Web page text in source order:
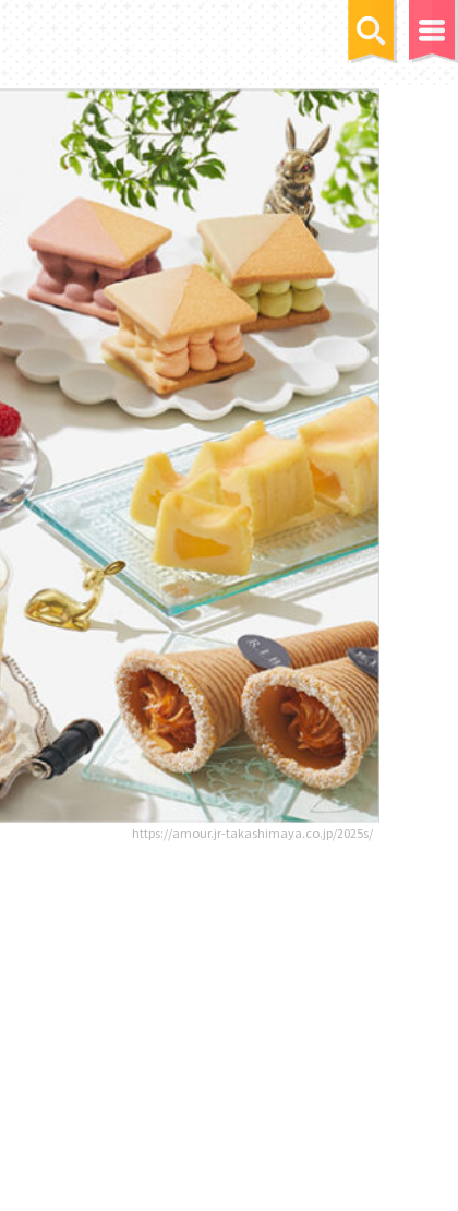
https://amour.jr-takashimaya.co.jp/2025s/